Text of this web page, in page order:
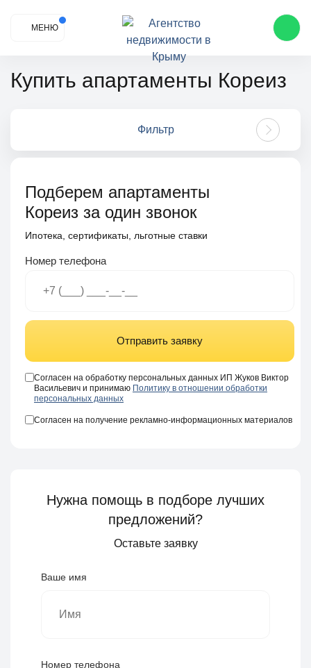
МЕНЮ
Купить апартаменты Кореиз
Фильтр
Подберем апартаменты
Кореиз за один звонок
Ипотека, сертификаты, льготные ставки
Номер телефона
Отправить заявку
Согласен на обработку персональных данных ИП Жуков Виктор
Васильевич и принимаю Политику в отношении обработки
персональных данных
Согласен на получение рекламно-информационных материалов
Нужна помощь в подборе лучших
предложений?
Оставьте заявку
Ваше имя
Номер телефона